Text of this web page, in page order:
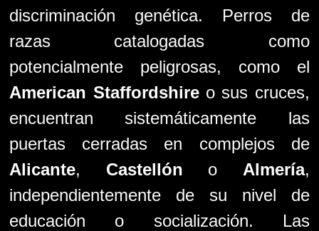
discriminación genética. Perros de
razas catalogadas como
potencialmente peligrosas, como el
American Staffordshireo sus cruces,
encuentran sistemáticamente las
puertas cerradas en complejos de
Alicante, Castellón o Almería,
independientemente de su nivel de
educación o socialización. Las